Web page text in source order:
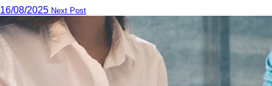
16/08/2025 Next Post